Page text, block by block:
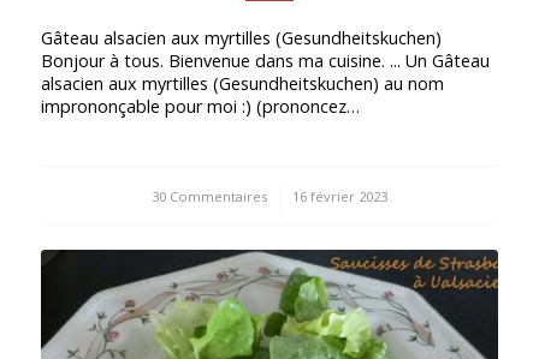
Gâteau alsacien aux myrtilles (Gesundheitskuchen)
Bonjour à tous. Bienvenue dans ma cuisine. ... Un Gâteau
alsacien aux myrtilles (Gesundheitskuchen) au nom
imprononçable pour moi :) (prononcez…
30 Commentaires
/ 16 février 2023